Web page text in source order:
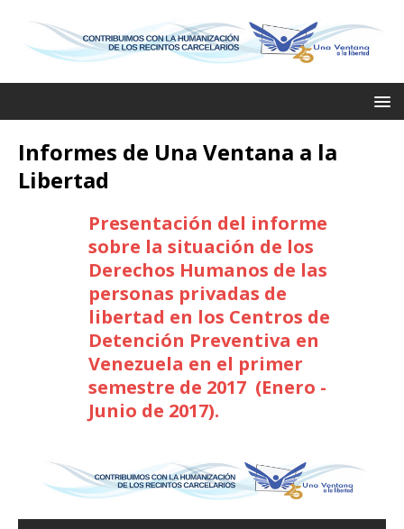
Informes de Una Ventana a la
Libertad
Presentación del informe
sobre la situación de los
Derechos Humanos de las
personas privadas de
libertad en los Centros de
Detención Preventiva en
Venezuela en el primer
semestre de 2017 (Enero -
Junio de 2017).